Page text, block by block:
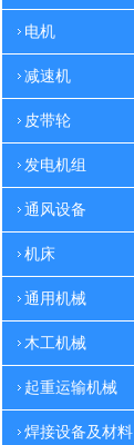
电机
减速机
皮带轮
发电机组
通风设备
机床
通用机械
木工机械
起重运输机械
焊接设备及材料